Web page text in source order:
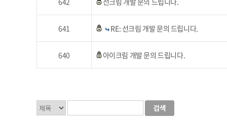
641 RE: 선크림 개발 문의 드립니다.
640 아이크림 개발 문의 드립니다.